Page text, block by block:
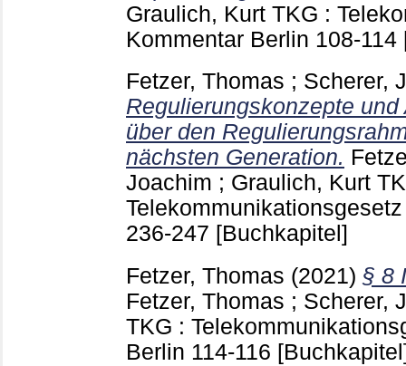
Graulich, Kurt TKG :
Kommentar Berlin 108-114
Fetzer, Thomas ; Scherer,
Regulierungskonzepte
über den
nächsten Generation.
Joachim ; Graulich, Kurt
236-247 [Buchkapitel]
Fetzer, Thomas (2021) § 8
Fetzer, Thomas ; Scherer,
TKG :
Berlin 114-116